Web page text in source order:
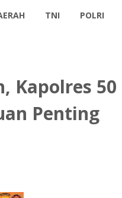
TNI POLRI
Kapolres 50
Penting